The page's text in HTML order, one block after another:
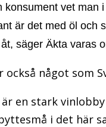
konsument vet man
är det med öl och
säger Äkta varas
också något som
är en stark
i det här